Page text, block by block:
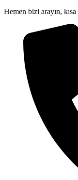
Hemen bizi arayın,